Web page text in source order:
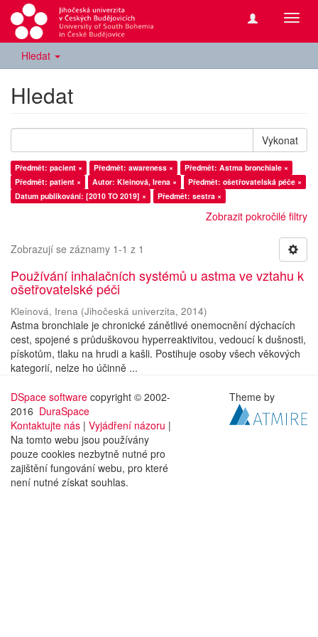
Hledat
Hledat
Vykonat
Předmět: pacient × Předmět: awareness ×
Předmět: Astma bronchiale ×
Předmět: patient ×
Autor: Kleinová, Irena ×
Předmět: ošetřovatelská péče ×
Datum publikování: [2010 TO 2019] ×
Předmět: sestra ×
Zobrazit pokročilé filtry
Zobrazují se záznamy 1-1 z 1
Používání inhalačních systémů u astma ve vztahu k
ošetřovatelské péči
Kleinová, Irena (Jihočeská univerzita, 2014)
Astma bronchiale je chronické zánětlivé onemocnění dýchacích
cest, spojené s průduškovou hyperreaktivitou, vedoucí k dušnosti,
pískotům, tlaku na hrudi a kašli. Postihuje osoby všech věkových
kategorií, nelze ho účinně ...
DSpace software copyright © 2002-
2016 DuraSpace
Kontaktujte nás | Vyjádření názoru |
Na tomto webu jsou používány
pouze cookies nezbytně nutné pro
zajištění fungování webu, pro které
není nutné získat souhlas.
Theme by